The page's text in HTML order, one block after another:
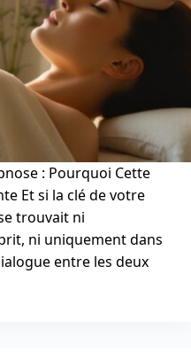
: Pourquoi Cette
Et si la clé de votre
trouvait ni
ni uniquement dans
entre les deux